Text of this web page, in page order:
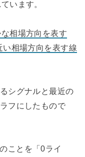
います。
相場方向を表す
相場方向を表す線
シグナルと最近の
フにしたもので
ことを「0ライ